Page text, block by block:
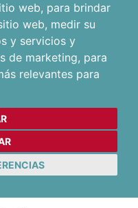
web, para brindar
web, medir su
y servicios y
de marketing, para
relevantes para